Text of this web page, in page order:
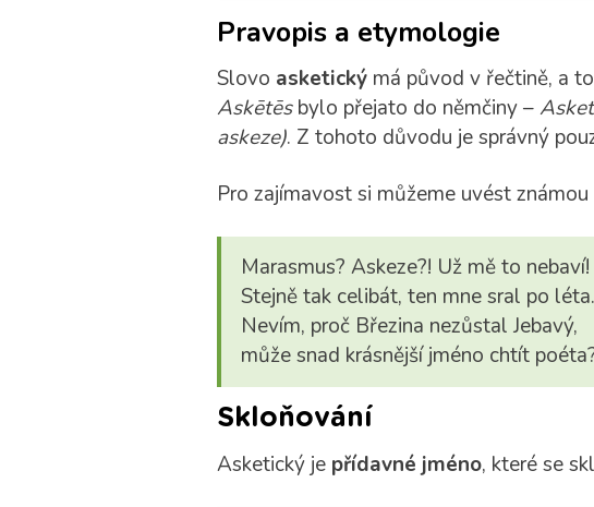
Pravopis a etymologie
Slovo asketickýmá původ v řečtině, a
Askētēsbylo přejato do němčiny –Asket
askeze). Z tohoto důvodu je správný
Pro zajímavost si můžeme uvést známou
Marasmus? Askeze?! Už mě to nebaví!
Stejně tak celibát, ten mne sral po léta.
Nevím, proč Březina nezůstal Jebavý,
může snad krásnější jméno chtít
Skloňování
Asketický je přídavné jméno, které se